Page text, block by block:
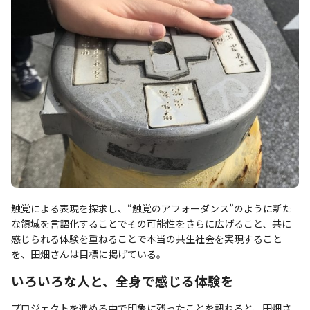
触覚による表現を探求し、“触覚のアフォーダンス”のように新た
な領域を言語化することでその可能性をさらに広げること、共に
感じられる体験を重ねることで本当の共生社会を実現すること
を、田畑さんは目標に掲げている。
いろいろな人と、全身で感じる体験を